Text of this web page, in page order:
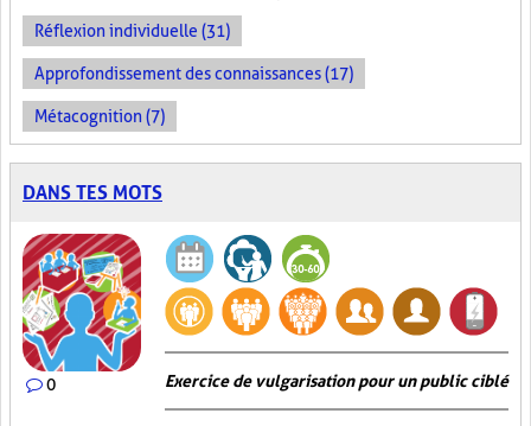
Réflexion individuelle (31)
Approfondissement des connaissances (17)
Métacognition (7)
DANS TES MOTS
0 Exercice de vulgarisation pour un public ciblé